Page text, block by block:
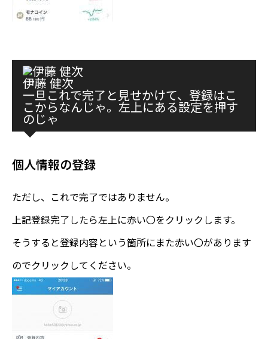
伊藤 健次
一旦これで完了と見せかけて、登録はこ
こからなんじゃ。左上にある設定を押す
のじゃ
個人情報の登録
ただし、これで完了ではありません。
上記登録完了したら左上に赤い〇をクリックします。
そうすると登録内容という箇所にまた赤い〇があります
のでクリックしてください。